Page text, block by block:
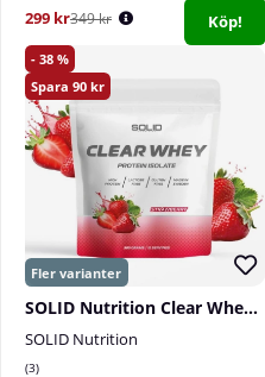
299 kr349 kr Köp!
38
90
SOLID Nutrition Clear Whey, 300 g
SOLID Nutrition
3